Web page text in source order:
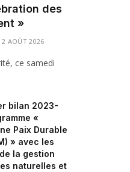
des
»
2 AOÛT 2026
ce samedi
bilan 2023-
«
Paix Durable
» avec les
la gestion
naturelles et